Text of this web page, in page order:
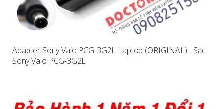
Adapter Sony Vaio PCG-3G2L Laptop (ORIGINAL) - Sạc
Sony Vaio PCG-3G2L